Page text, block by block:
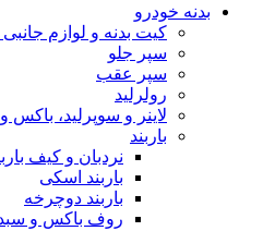
بدنه خودرو
کیت بدنه و لوازم جانبی
سپر جلو
سپر عقب
رولرلید
لاینر و سوپرلید، باکس
باربند
نردبان و کیف
باربند اسکی
باربند دوچرخه
روف باکس و